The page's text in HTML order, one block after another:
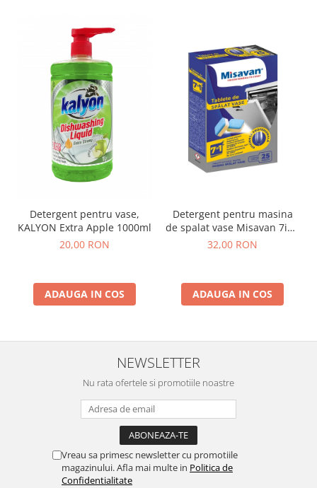
Detergent pentru vase,
KALYON Extra Apple 1000ml
20,00 RON
ADAUGA IN COS
Detergent pentru masina
de spalat vase Misavan 7in1
25 tablete
32,00 RON
ADAUGA IN COS
NEWSLETTER
Nu rata ofertele si promotiile noastre
Vreau sa primesc newsletter cu promotiile
magazinului. Afla mai multe in Politica de
Confidentialitate